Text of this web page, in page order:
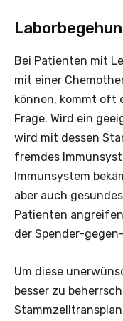
Bei Patienten mit
mit einer
können, kommt oft
Frage. Wird ein
wird mit dessen
fremdes
Immunsystem
aber auch
Patienten
der Spender-
Um diese
besser zu